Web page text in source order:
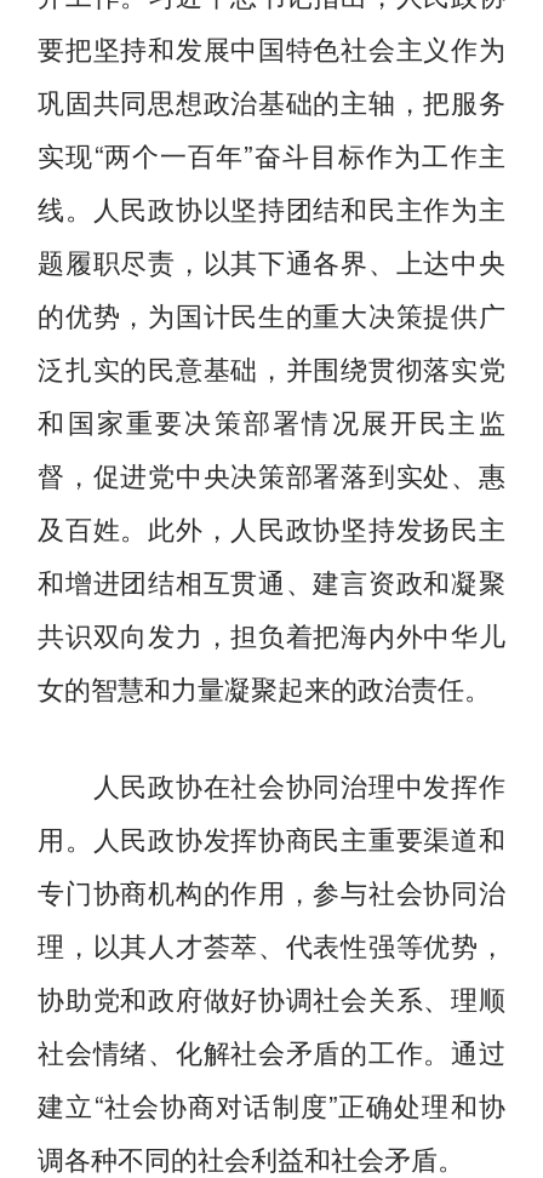
要把坚持和发展中国特色社会主义作为
巩固共同思想政治基础的主轴，把服务
实现“两个一百年”奋斗目标作为工作主
线。人民政协以坚持团结和民主作为主
题履职尽责，以其下通各界、上达中央
的优势，为国计民生的重大决策提供广
泛扎实的民意基础，并围绕贯彻落实党
和国家重要决策部署情况展开民主监
督，促进党中央决策部署落到实处、惠
及百姓。此外，人民政协坚持发扬民主
和增进团结相互贯通、建言资政和凝聚
共识双向发力，担负着把海内外中华儿
女的智慧和力量凝聚起来的政治责任。
人民政协在社会协同治理中发挥作
用。人民政协发挥协商民主重要渠道和
专门协商机构的作用，参与社会协同治
理，以其人才荟萃、代表性强等优势，
协助党和政府做好协调社会关系、理顺
社会情绪、化解社会矛盾的工作。通过
建立“社会协商对话制度”正确处理和协
调各种不同的社会利益和社会矛盾。